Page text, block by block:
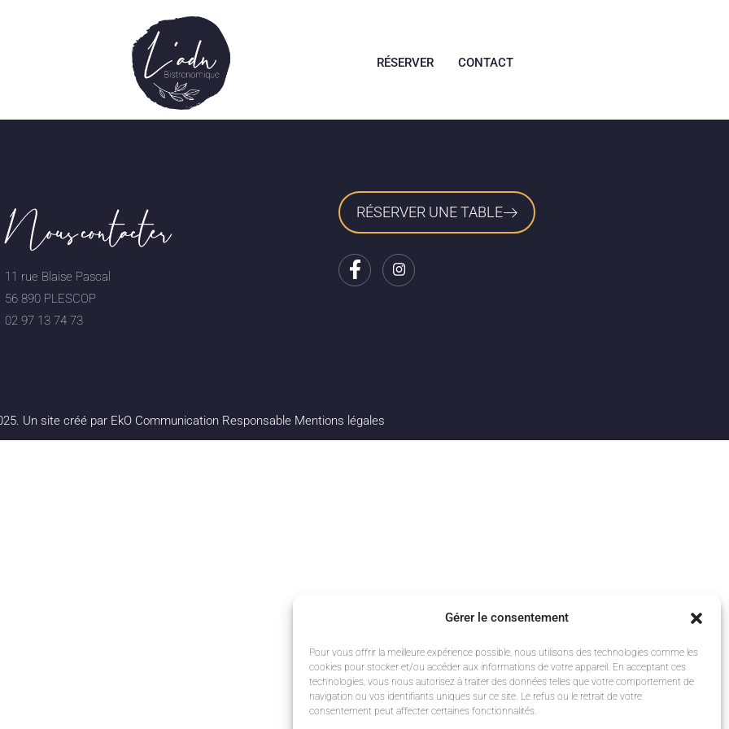
Gérer le consentement
Pour vous offrir la meilleure expérience possible, nous utilisons des technologies comme les
cookies pour stocker et/ou accéder aux informations de votre appareil. En acceptant ces
technologies, vous nous autorisez à traiter des données telles que votre comportement de
navigation ou vos identifiants uniques sur ce site. Le refus ou le retrait de votre
consentement peut affecter certaines fonctionnalités.
RÉSERVER CONTACT
Nous contacter
11 rue Blaise Pascal
56 890 PLESCOP
02 97 13 74 73
RÉSERVER UNE TABLE
Un site créé par EkO Communication Responsable Mentions légales